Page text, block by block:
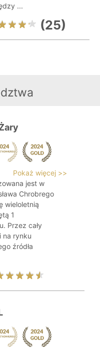
...
(25)
Pokaż więcej >>
jest w
Chrobrego
wieloletnią
1
Przez cały
na rynku
źródła